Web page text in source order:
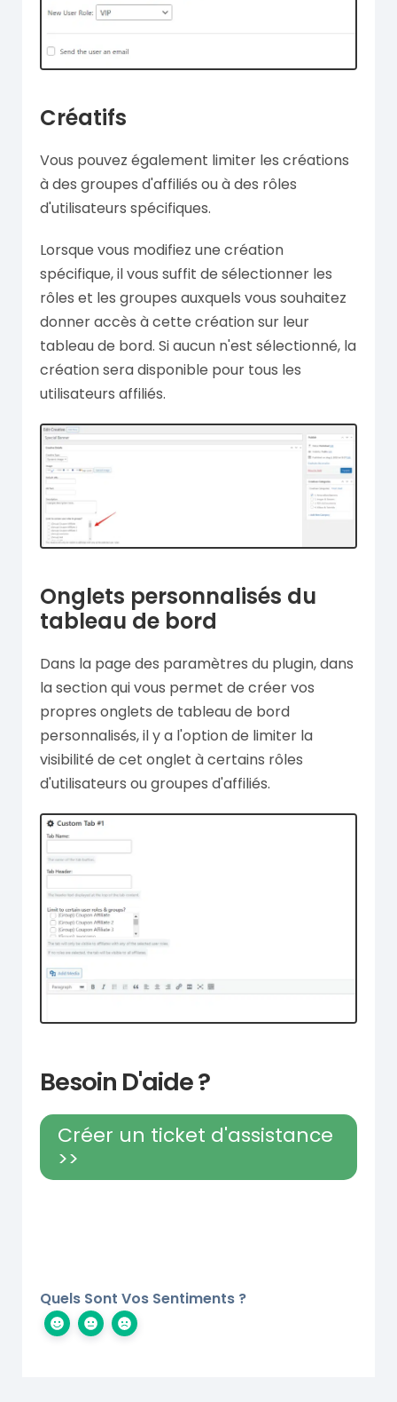
Créatifs
Vous pouvez également limiter les créations
à des groupes d'affiliés ou à des rôles
d'utilisateurs spécifiques.
Lorsque vous modifiez une création
spécifique, il vous suffit de sélectionner les
rôles et les groupes auxquels vous souhaitez
donner accès à cette création sur leur
tableau de bord. Si aucun n'est sélectionné, la
création sera disponible pour tous les
utilisateurs affiliés.
Onglets personnalisés du
tableau de bord
Dans la page des paramètres du plugin, dans
la section qui vous permet de créer vos
propres onglets de tableau de bord
personnalisés, il y a l'option de limiter la
visibilité de cet onglet à certains rôles
d'utilisateurs ou groupes d'affiliés.
Besoin D'aide ?
Créer un ticket d'assistance
>>
Quels Sont Vos Sentiments ?